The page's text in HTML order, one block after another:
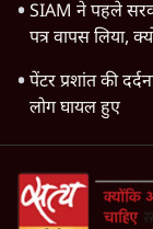
SIAM ने पहले
पत्र वापस लिया,
पेंटर प्रशांत की
लोग घायल हुए